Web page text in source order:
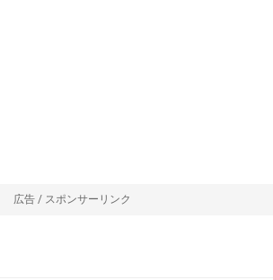
広告 / スポンサーリンク